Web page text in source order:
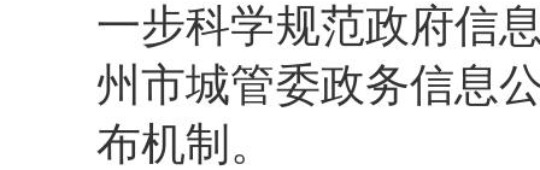
一步科学规范政府信
州市城管委政务信息
布机制。